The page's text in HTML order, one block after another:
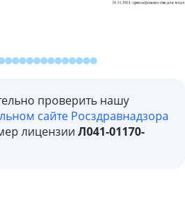
проверить нашу
сайте Росздравнадзора
лицензии Л041-01170-